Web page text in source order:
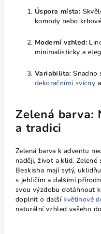
Úspora místa:
komody nebo
Moderní vzhled:
minimalisticky a
Variabilita: Snadno
dekoračními svícny
Zelená barva:
a tradici
Zelená barva k adventu
naději, život a klid. Zelené
Beskisha mají sytý,
s jehličím a dalšími
svou výzdobu dotáhnout
doplnit o další květinové
naturální vzhled vašeho